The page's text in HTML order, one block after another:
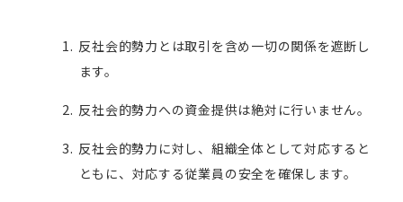
反社会的勢力とは取引を含め一切の関係を遮断し
ます。
反社会的勢力への資金提供は絶対に行いません。
反社会的勢力に対し、組織全体として対応すると
ともに、対応する従業員の安全を確保します。